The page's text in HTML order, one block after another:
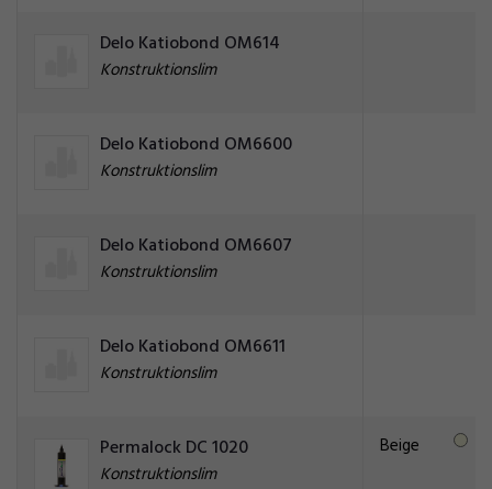
Delo Katiobond OM614
Konstruktionslim
Delo Katiobond OM6600
Konstruktionslim
Delo Katiobond OM6607
Konstruktionslim
Delo Katiobond OM6611
Konstruktionslim
Permalock DC 1020
Konstruktionslim
Beige